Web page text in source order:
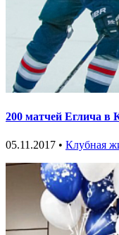
200 матчей Еглича в
05.11.2017 • Клубная